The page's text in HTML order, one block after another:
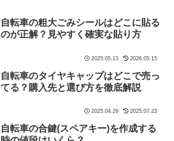
自転車の粗大ごみシールはどこに貼る
のが正解？見やすく確実な貼り方
2025.05.13 2026.05.15
自転車のタイヤキャップはどこで売っ
てる？購入先と選び方を徹底解説
2025.04.29 2025.07.23
自転車の合鍵(スペアキー)を作成する